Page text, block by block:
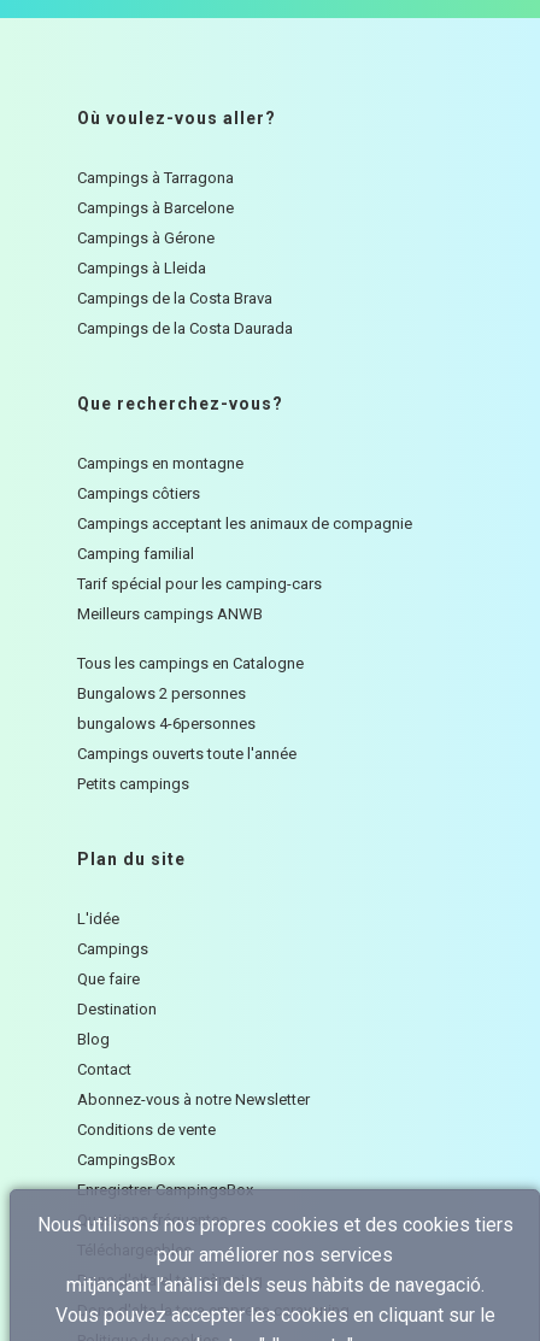
Où voulez-vous aller?
Campings à Tarragona
Campings à Barcelone
Campings à Gérone
Campings à Lleida
Campings de la Costa Brava
Campings de la Costa Daurada
Que recherchez-vous?
Campings en montagne
Campings côtiers
Campings acceptant les animaux de compagnie
Camping familial
Tarif spécial pour les camping-cars
Meilleurs campings ANWB
Tous les campings en Catalogne
Bungalows 2 personnes
bungalows 4-6personnes
Campings ouverts toute l'année
Petits campings
Plan du site
L'idée
Campings
Que faire
Destination
Blog
Contact
Abonnez-vous à notre Newsletter
Conditions de vente
CampingsBox
Enregistrer CampingsBox
Questions fréquentes
Téléchargeables
Dona d'alta el teu càmping
Dona d'alta la teva empresa caravaning
Nous utilisons nos propres cookies et des cookies tiers
pour améliorer nos services
mitjançant l’anàlisi dels seus hàbits de navegació.
Vous pouvez accepter les cookies en cliquant sur le